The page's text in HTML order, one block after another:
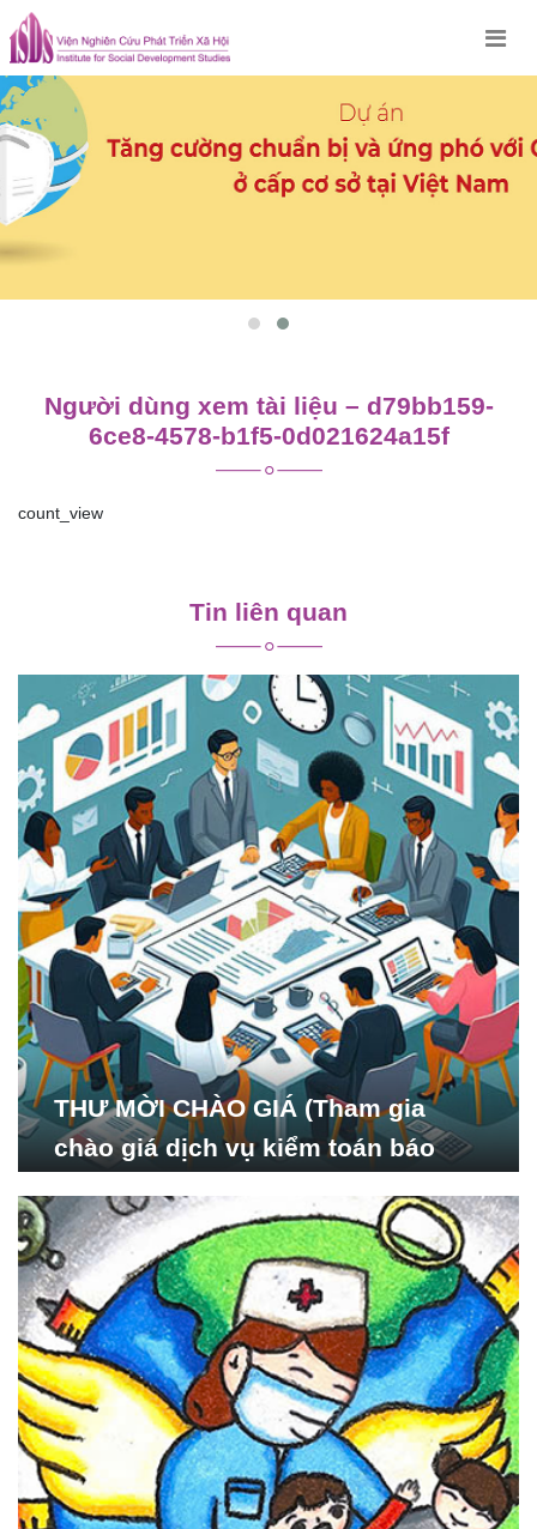
Skip
to
content
Người dùng xem tài liệu – d79bb159-
6ce8-4578-b1f5-0d021624a15f
count_view
viết
Tin liên quan
THƯ MỜI CHÀO GIÁ (Tham gia
chào giá dịch vụ kiểm toán báo
Nghiên cứu Phát triển Xã
hội_ISDS)